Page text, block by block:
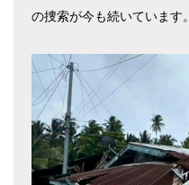
の捜索が今も続いています。